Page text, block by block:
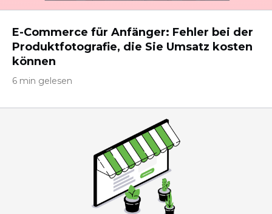
E-Commerce für Anfänger: Fehler bei der
Produktfotografie, die Sie Umsatz kosten
können
6 min gelesen